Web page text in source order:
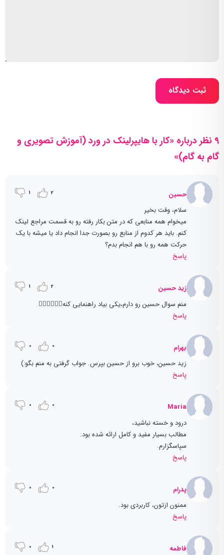
ثبت دیدگاه
9 نظر درباره «کار با هایپرلینک در ورد (آموزش تصویری و
گام به گام)»
حسین 2
1
سلام، وقت بخیر
میخوام همه منابعی که در متن بکار رفته رو به قسمت مراجع لینک
کنم. باید هر کدوم از منابع رو بصورت جدا انجام داد یا میشه با یک
حرکت همه رو با هم انجام بدم؟
پاسخ
زید حسین 2
1
منم سوال حسین رو دارم،یکی بیاد راهنمایی کنه🤦🏻‍♀️🤦🏻‍♀️
پاسخ
بهرام 0
0
زید حسین، خوب برو از حسین بپرس. جواب گرفتی به منم بگو:)
پاسخ
Maria
0
0
درود و خسته نباشید،
مطالب بسیار مفید و کامل ارائه شده بود.
سپاسگزارم.
پاسخ
پدرام 0
0
ممنون ازتون، کاربردی بود.
پاسخ
فاطمه 1
0